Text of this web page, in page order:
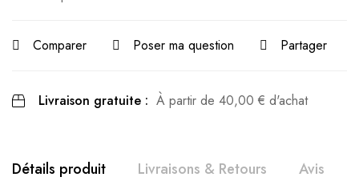
Comparer Poser ma question Partager
Livraison gratuite : À partir de 40,00 € d'achat
Détails produit Livraisons & Retours Avis